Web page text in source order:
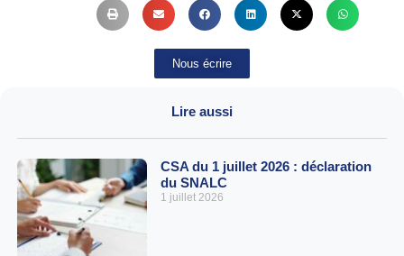
Nous écrire
Lire aussi
CSA du 1 juillet 2026 : déclaration
du SNALC
1 juillet 2026